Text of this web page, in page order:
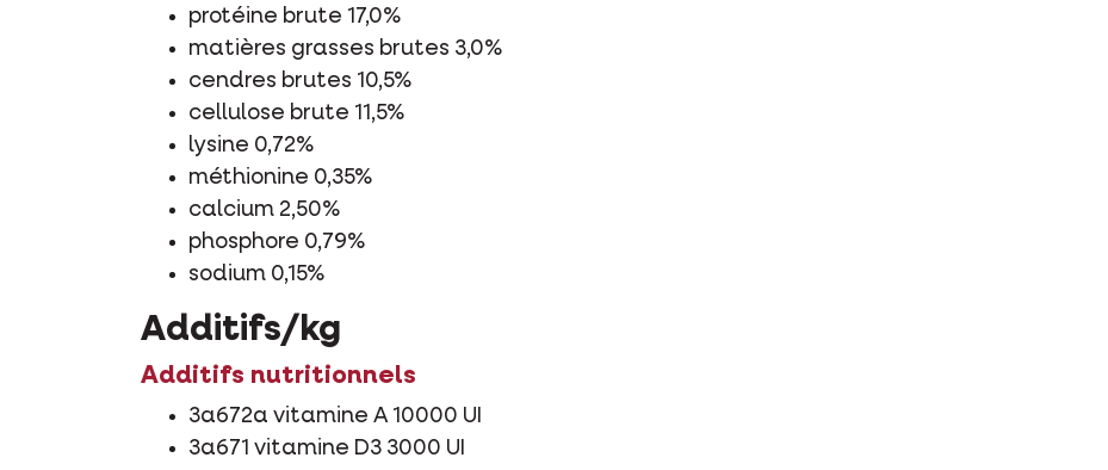
protéine brute 17,0%
matières grasses brutes 3,0%
cendres brutes 10,5%
cellulose brute 11,5%
lysine 0,72%
méthionine 0,35%
calcium 2,50%
phosphore 0,79%
sodium 0,15%
Additifs/kg
Additifs nutritionnels
3a672a vitamine A 10000 UI
3a671 vitamine D3 3000 UI